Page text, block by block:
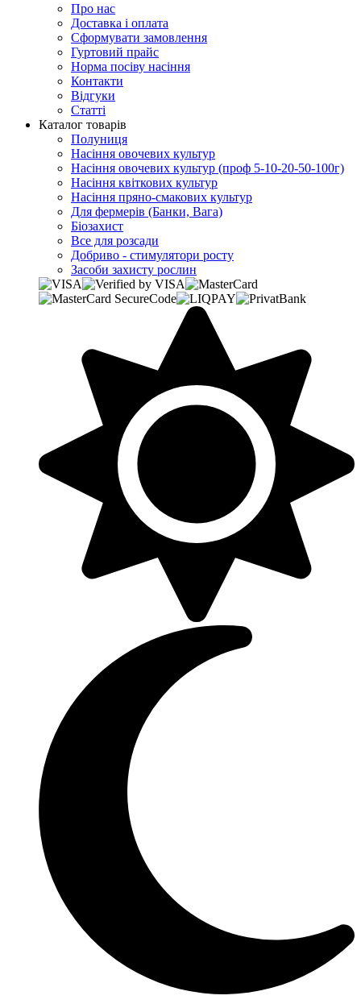
Про нас
Доставка і оплата
Сформувати замовлення
Гуртовий прайс
Норма посіву насіння
Контакти
Відгуки
Статті
Каталог товарів
Полуниця
Насіння овочевих культур
Насіння овочевих культур (проф 5-10-20-50-100г)
Насіння квіткових культур
Насіння пряно-смакових культур
Для фермерів (Банки, Вага)
Біозахист
Все для розсади
Добриво - стимулятори росту
Засоби захисту рослин